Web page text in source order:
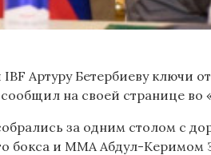
Артуру Бетербиеву ключи
на своей странице во
за одним столом с
бокса и ММА Абдул-